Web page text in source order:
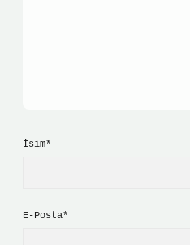
İsim*
E-Posta*